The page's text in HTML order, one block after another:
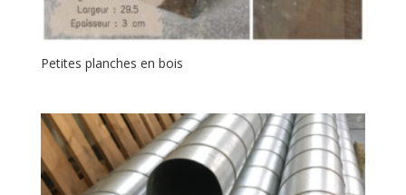
Petites planches en bois